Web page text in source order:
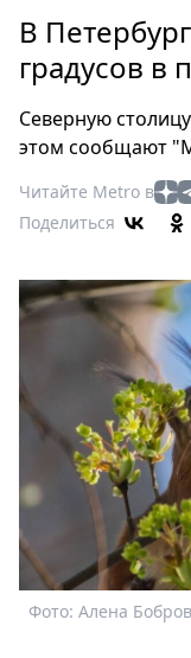
Россия
Мир
Еда
Туризм
Мода
Театр
Афиша
Книги
Пресс-
релизы
О
Metro
Стримы
Звезды
Выборы
В
градусов в
Северную
этом сообщают
Читайте Metro в
Поделиться
Фото: Алена